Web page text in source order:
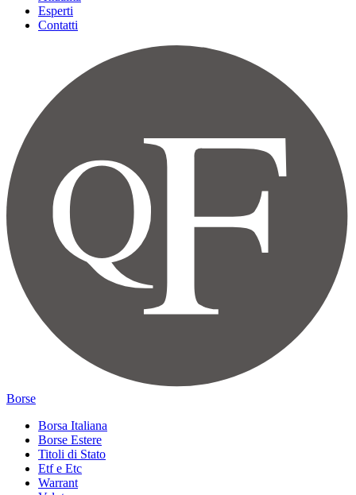
Esperti
Contatti
Borse
Borsa Italiana
Borse Estere
Titoli di Stato
Etf e Etc
Warrant